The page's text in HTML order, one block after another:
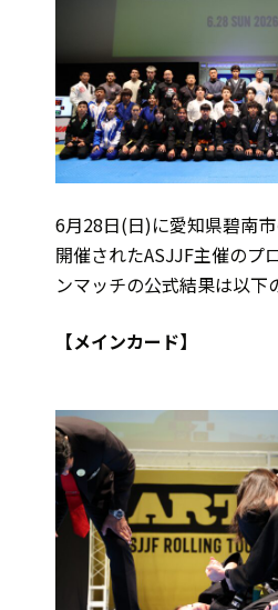
6月28日(日)に愛知県碧南
開催されたASJJF主催のプ
ンマッチの公式結果は以下
【メインカード】